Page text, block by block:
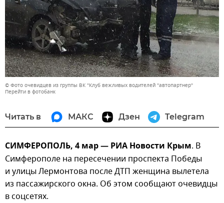
© Фото очевидцев из группы ВК "Клуб вежливых водителей "автопартнер"
Перейти в фотобанк
Читать в МАКС Дзен Telegram
СИМФЕРОПОЛЬ, 4 мар — РИА Новости Крым. В
Симферополе на пересечении проспекта Победы
и улицы Лермонтова после ДТП женщина вылетела
из пассажирского окна. Об этом сообщают очевидцы
в соцсетях.